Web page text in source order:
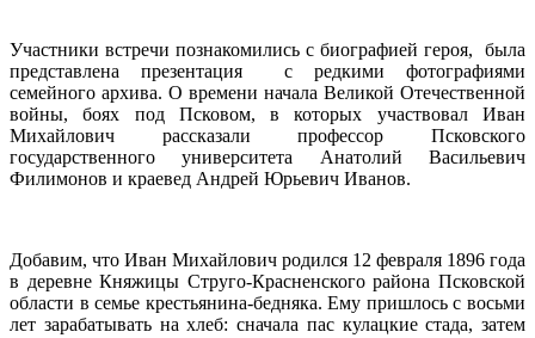
Участники встречи познакомились с биографией героя, была
представлена презентация с редкими фотографиями
семейного архива. О времени начала Великой Отечественной
войны, боях под Псковом, в которых участвовал Иван
Михайлович рассказали профессор Псковского
государственного университета Анатолий Васильевич
Филимонов и краевед Андрей Юрьевич Иванов.
Добавим, что Иван Михайлович родился 12 февраля 1896 года
в деревне Княжицы Струго-Красненского района Псковской
области в семье крестьянина-бедняка. Ему пришлось с восьми
лет зарабатывать на хлеб: сначала пас кулацкие стада, затем